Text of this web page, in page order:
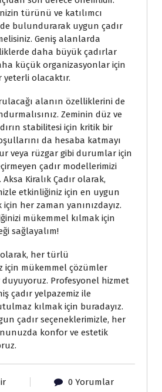
türünü ve katılımcı
bulundurarak uygun çadır
Geniş alanlarda
daha büyük çadırlar
küçük organizasyonlar için
olacaktır.
alanın özelliklerini de
Zeminin düz ve
stabilitesi için kritik bir
da hesaba katmayı
veya rüzgar gibi durumlar için
çadır modellerimizi
Kiralık Çadır olarak,
etkinliğiniz için en uygun
her zaman yanınızdayız.
mükemmel kılmak için
sağlayalım!
olarak, her türlü
için mükemmel çözümler
Profesyonel hizmet
çadır yelpazemiz ile
kılmak için buradayız.
çadır seçeneklerimizle, her
konfor ve estetik
0 Yorumlar